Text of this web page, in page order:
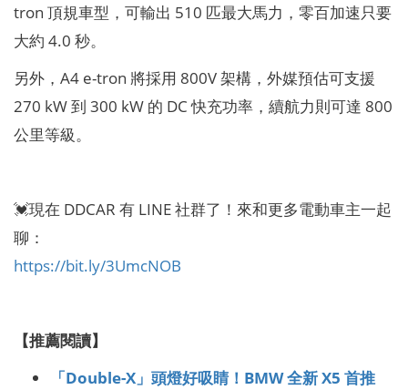
tron 頂規車型，可輸出 510 匹最大馬力，零百加速只要
大約 4.0 秒。
另外，A4 e-tron 將採用 800V 架構，外媒預估可支援
270 kW 到 300 kW 的 DC 快充功率，續航力則可達 800
公里等級。
💓現在 DDCAR 有 LINE 社群了！來和更多電動車主一起
聊：
https://bit.ly/3UmcNOB
【推薦閱讀】
「Double-X」頭燈好吸睛！BMW 全新 X5 首推